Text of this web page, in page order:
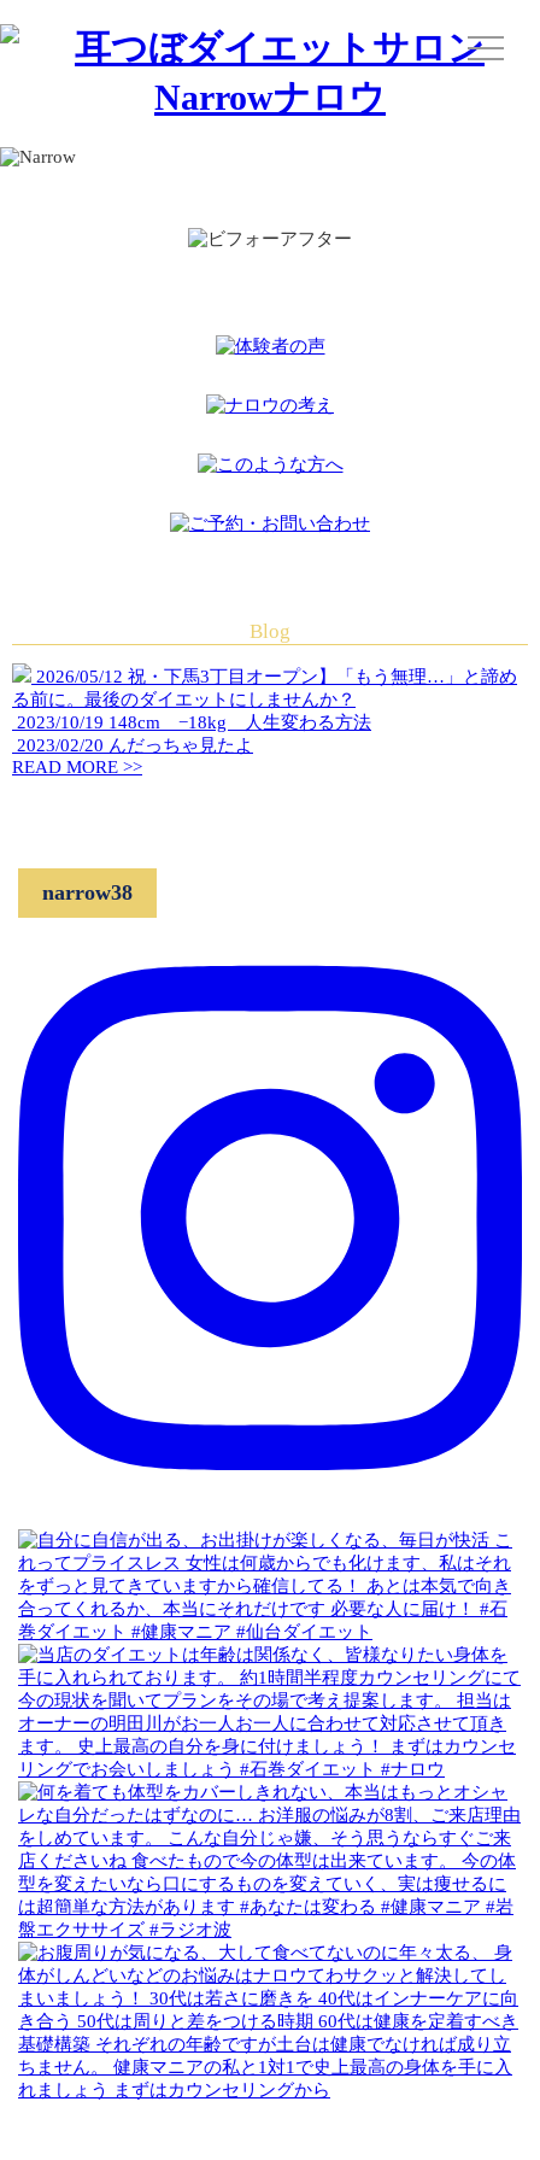
Blog
2026/05/12 祝・下馬3丁目オープン】「もう無理…」と諦め
る前に。最後のダイエットにしませんか？
2023/10/19 148cm −18kg 人生変わる方法
2023/02/20 んだっちゃ見たよ
READ MORE >>
narrow38